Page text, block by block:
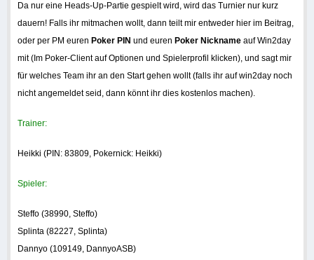
Da nur eine Heads-Up-Partie gespielt wird, wird das Turnier nur kurz
dauern! Falls ihr mitmachen wollt, dann teilt mir entweder hier im Beitrag,
oder per PM euren Poker PIN und euren Poker Nickname auf Win2day
mit (Im Poker-Client auf Optionen und Spielerprofil klicken), und sagt mir
für welches Team ihr an den Start gehen wollt (falls ihr auf win2day noch
nicht angemeldet seid, dann könnt ihr dies kostenlos machen).
Trainer:
Heikki (PIN: 83809, Pokernick: Heikki)
Spieler:
Steffo (38990, Steffo)
Splinta (82227, Splinta)
Dannyo (109149, DannyoASB)